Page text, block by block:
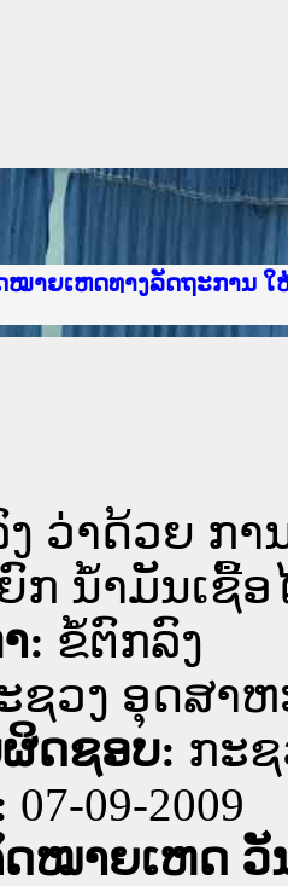
ທາງລັດຖະການ ແລະ ແອັ
າຍເຫດທາງລັດຖະການ
ຈັດຕັ້ງປະຕິບັດວຽກງານຈົ
ກງານຈົດໝາຍເຫດທາງລັ
ຽກງານຈົດໝາຍເຫດທາງລັ
ແລະ ເວັບໄຊຈົດໝາຍເຫດ
ແລະ ເວັບໄຊຈົດໝາຍເຫດ
ເຫດທາງລັດຖະການໃຫ້ຜູ້
າຍເຫດທາງລັດຖະການ ໃ
ວ່າດ້ວຍ ກາ
ກ ນ້ຳມັນເຊື້ອ
: ຂໍ້ຕົກລົງ
ຊວງ ອຸດສາ
ດຊອບ: ກະ
07-09-2009
ດໝາຍເຫດ ວັ